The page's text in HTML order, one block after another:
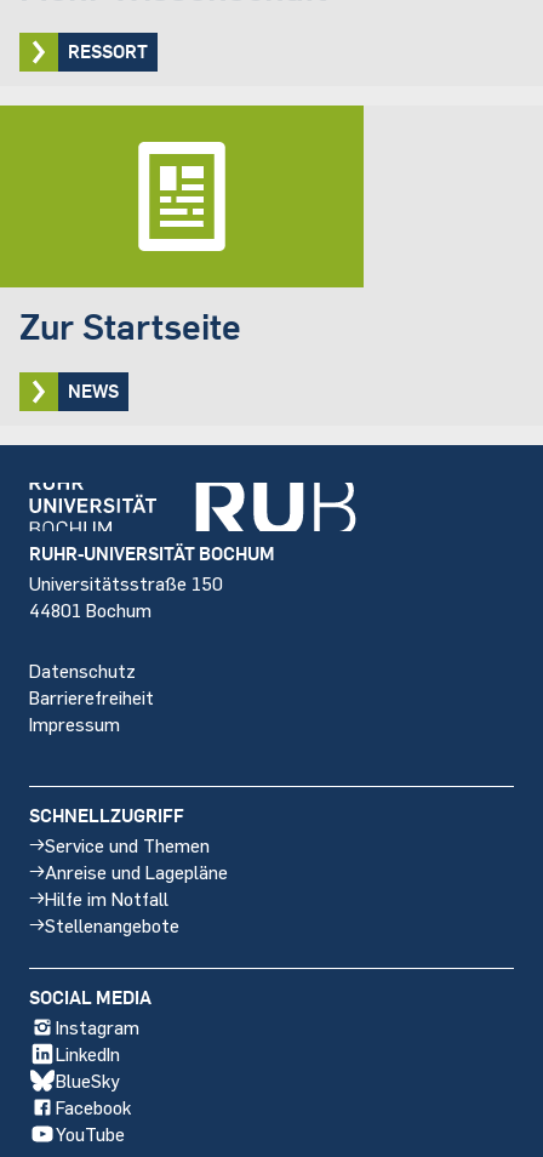
RESSORT
Zur Startseite
NEWS
Footer
RUHR-UNIVERSITÄT BOCHUM
Universitätsstraße 150
44801 Bochum
Datenschutz
Barrierefreiheit
Impressum
SCHNELLZUGRIFF
Service und Themen
Anreise und Lagepläne
Hilfe im Notfall
Stellenangebote
SOCIAL MEDIA
Instagram
LinkedIn
BlueSky
Facebook
YouTube